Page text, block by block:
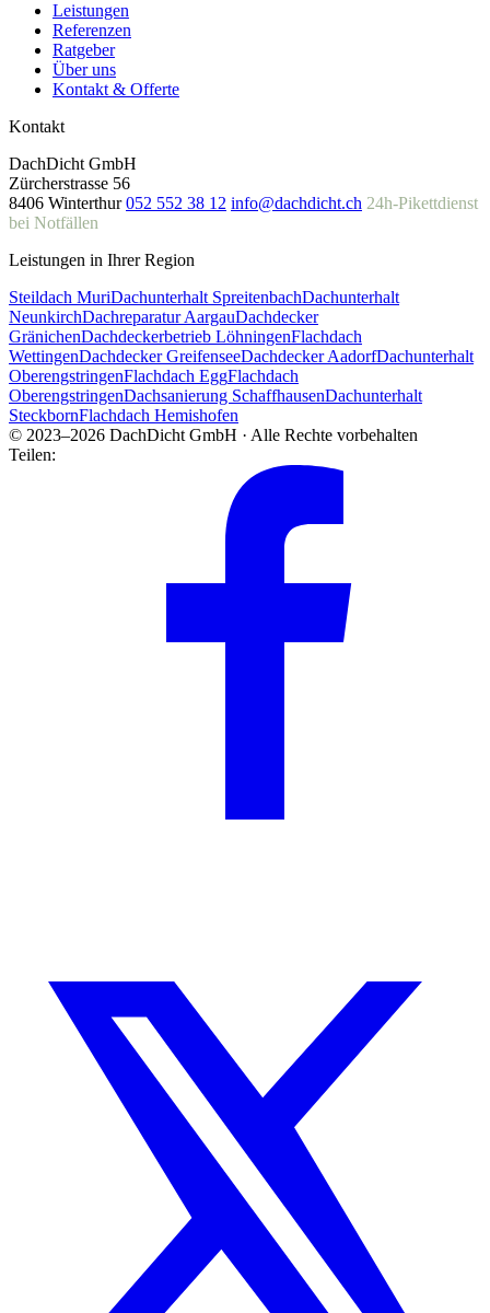
Leistungen
Referenzen
Ratgeber
Über uns
Kontakt & Offerte
Kontakt
DachDicht GmbH
Zürcherstrasse 56
8406 Winterthur 052 552 38 12 info@dachdicht.ch 24h-Pikettdienst
bei Notfällen
Leistungen in Ihrer Region
Steildach MuriDachunterhalt SpreitenbachDachunterhalt
NeunkirchDachreparatur AargauDachdecker
GränichenDachdeckerbetrieb LöhningenFlachdach
WettingenDachdecker GreifenseeDachdecker AadorfDachunterhalt
OberengstringenFlachdach EggFlachdach
OberengstringenDachsanierung SchaffhausenDachunterhalt
SteckbornFlachdach Hemishofen
© 2023–2026 DachDicht GmbH · Alle Rechte vorbehalten
Teilen: